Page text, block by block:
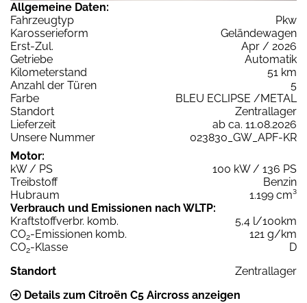
Allgemeine Daten:
Fahrzeugtyp
Pkw
Karosserieform
Geländewagen
Erst-Zul.
Apr / 2026
Getriebe
Automatik
Kilometerstand
51 km
Anzahl der Türen
5
Farbe
BLEU ECLIPSE /METAL
Standort
Zentrallager
Lieferzeit
ab ca. 11.08.2026
Unsere Nummer
023830_GW_APF-KR
Motor:
kW / PS
100 kW / 136 PS
Treibstoff
Benzin
Hubraum
1.199 cm³
Verbrauch und Emissionen nach WLTP:
Kraftstoffverbr. komb.
5,4 l/100km
CO2-Emissionen komb.
121 g/km
CO2-Klasse
D
Standort
Zentrallager
Details zum Citroën C5 Aircross anzeigen